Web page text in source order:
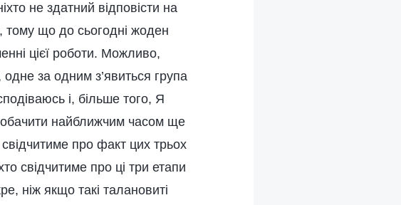
не здатний відповісти на
тому що до сьогодні жоден
цієї роботи. Можливо,
за одним з’явиться група
і, більше того, Я
найближчим часом ще
про факт цих трьох
свідчитиме про ці три етапи
ніж якщо такі талановиті